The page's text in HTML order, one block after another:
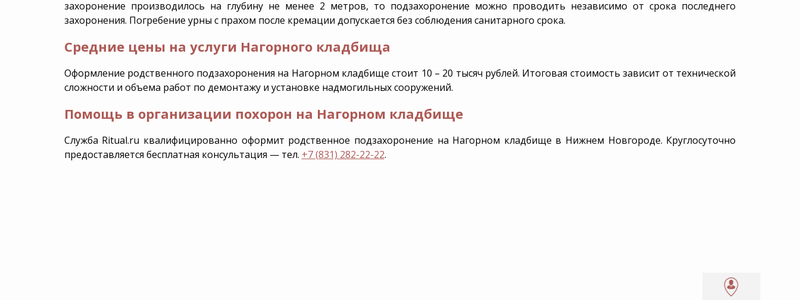
захоронение производилось на глубину не менее 2 метров, то подзахоронение можно проводить независимо от срока последнего
захоронения. Погребение урны с прахом после кремации допускается без соблюдения санитарного срока.
Средние цены на услуги Нагорного кладбища
Оформление родственного подзахоронения на Нагорном кладбище стоит 10 – 20 тысяч рублей. Итоговая стоимость зависит от технической
сложности и объема работ по демонтажу и установке надмогильных сооружений.
Помощь в организации похорон на Нагорном кладбище
Служба Ritual.ru квалифицированно оформит родственное подзахоронение на Нагорном кладбище в Нижнем Новгороде. Круглосуточно
предоставляется бесплатная консультация — тел. +7 (831) 282-22-22.